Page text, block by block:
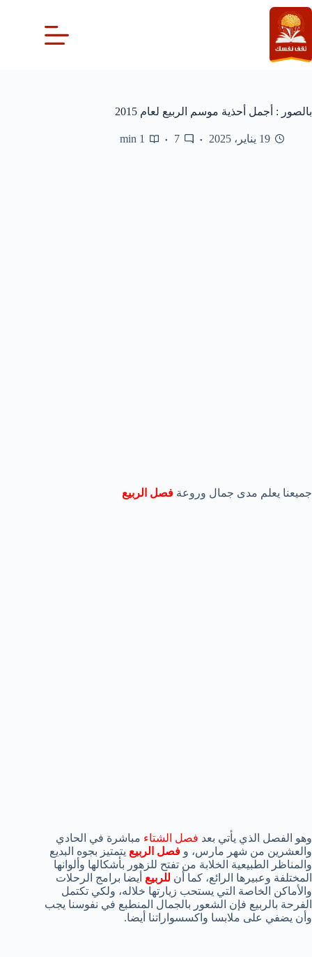
التجاوز
إلى
المحتوى
بالصور : أجمل أحذية موسم الربيع لعام 2015
19 يناير، 2025 7
1 min
جميعنا يعلم مدى جمال وروعة فصل الربيع
وهو الفصل الذي يأتي بعد فصل الشتاء مباشرة في الحادي
والعشرين من شهر مارس، و فصل الربيع يتمتيز بجوه البديع
والمناظر الطبيعية الخلابة من تفتح للزهور بأشكالها وألوانها
المختلفة وعبيرها الرائع، كما أن للربيع أيضا برامج الرحلات
والأماكن الخاصة التي يستحب زيارتها خلاله، ولكي تكتمل
الفرحة بالربيع فإن الشعور بالجمال المنطبع في نفوسنا يجب
وأن يضفي على ملابسا واكسسواراتنا أيضا.